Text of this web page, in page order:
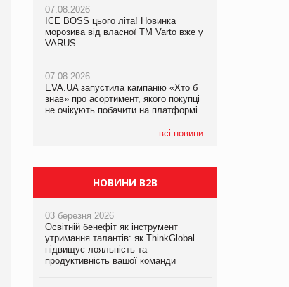
07.08.2026
ICE BOSS цього літа! Новинка
морозива від власної ТМ Varto вже у
VARUS
07.08.2026
EVA.UA запустила кампанію «Хто б
знав» про асортимент, якого покупці
не очікують побачити на платформі
всі новини
06.08.2026
Смачна новинка для хвостатих: у
VARUS з’явилися паучі Varto Paw
05.08.2026
Мережа супермаркетів VARUS купує
мережу магазинів формату
компанія налічуватиме 374 магазини
07.08.2026
Франція заборонила рекламні дзвінки
НОВИНИ B2B
03 березня 2026
Освітній бенефіт як інструмент
утримання талантів: як ThinkGlobal
підвищує лояльність та
продуктивність вашої команди